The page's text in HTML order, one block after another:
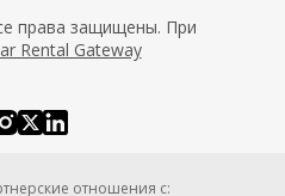
права защищены. При
Rental Gateway
отношения с: